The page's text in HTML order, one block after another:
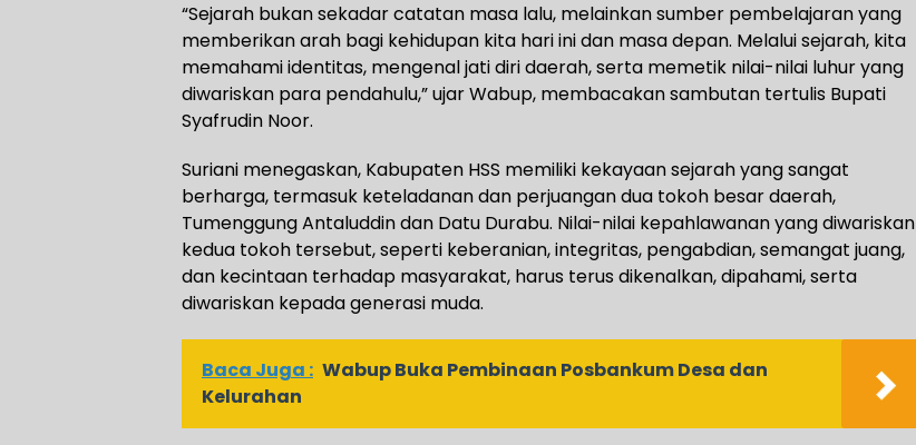
“Sejarah bukan sekadar catatan masa lalu, melainkan sumber pembelajaran yang
memberikan arah bagi kehidupan kita hari ini dan masa depan. Melalui sejarah, kita
memahami identitas, mengenal jati diri daerah, serta memetik nilai-nilai luhur yang
diwariskan para pendahulu,” ujar Wabup, membacakan sambutan tertulis Bupati
Syafrudin Noor.
Suriani menegaskan, Kabupaten HSS memiliki kekayaan sejarah yang sangat
berharga, termasuk keteladanan dan perjuangan dua tokoh besar daerah,
Tumenggung Antaluddin dan Datu Durabu. Nilai-nilai kepahlawanan yang diwariskan
kedua tokoh tersebut, seperti keberanian, integritas, pengabdian, semangat juang,
dan kecintaan terhadap masyarakat, harus terus dikenalkan, dipahami, serta
diwariskan kepada generasi muda.
Baca Juga : Wabup Buka Pembinaan Posbankum Desa dan
Kelurahan